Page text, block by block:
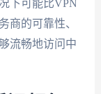
下可能比VPN
商的可靠性、
流畅地访问中